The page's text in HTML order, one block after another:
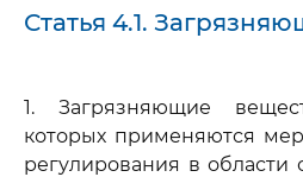
Статья 4.1.
1. Загрязняющие
которых применяются
регулирования в